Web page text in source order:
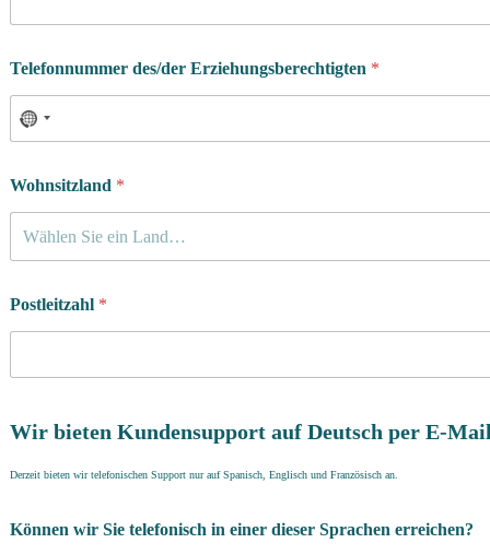
Telefonnummer des/der Erziehungsberechtigten *
Wohnsitzland *
Wählen Sie ein Land…
Postleitzahl *
Wir bieten Kundensupport auf Deutsch per E-
Derzeit bieten wir telefonischen Support nur auf Spanisch, Englisch und Französisch an.
Können wir Sie telefonisch in einer dieser Sprachen erreichen?